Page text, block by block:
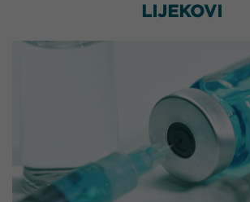
LIJEKOVI